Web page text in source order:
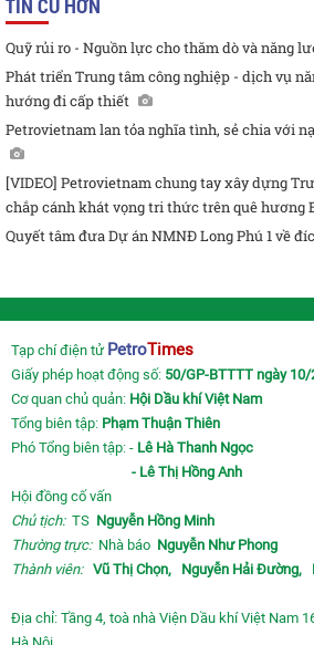
TIN CŨ HƠN
Quỹ rủi ro - Nguồn lực cho thăm dò và năng
Phát triển Trung tâm công nghiệp - dịch vụ
hướng đi cấp thiết
Petrovietnam lan tỏa nghĩa tình, sẻ chia với
[VIDEO] Petrovietnam chung tay xây dựng
chắp cánh khát vọng tri thức trên quê hương
Quyết tâm đưa Dự án NMNĐ Long Phú 1 về
Tạp chí điện tử PetroTimes
Giấy phép hoạt động số: 50/GP-BTTTT ngày
Cơ quan chủ quản: Hội Dầu khí Việt Nam
Tổng biên tập: Phạm Thuận Thiên
Phó Tổng biên tập: - Lê Hà Thanh Ngọc
- Lê Thị Hồng Anh
Hội đồng cố vấn
Chủ tịch:TS Nguyễn Hồng Minh
Thường trực: Nhà báo Nguyễn Như Phong
Thành viên: Vũ Thị Chọn, Nguyễn Hải Đường,
Địa chỉ: Tầng 4, toà nhà Viện Dầu khí Việt Nam